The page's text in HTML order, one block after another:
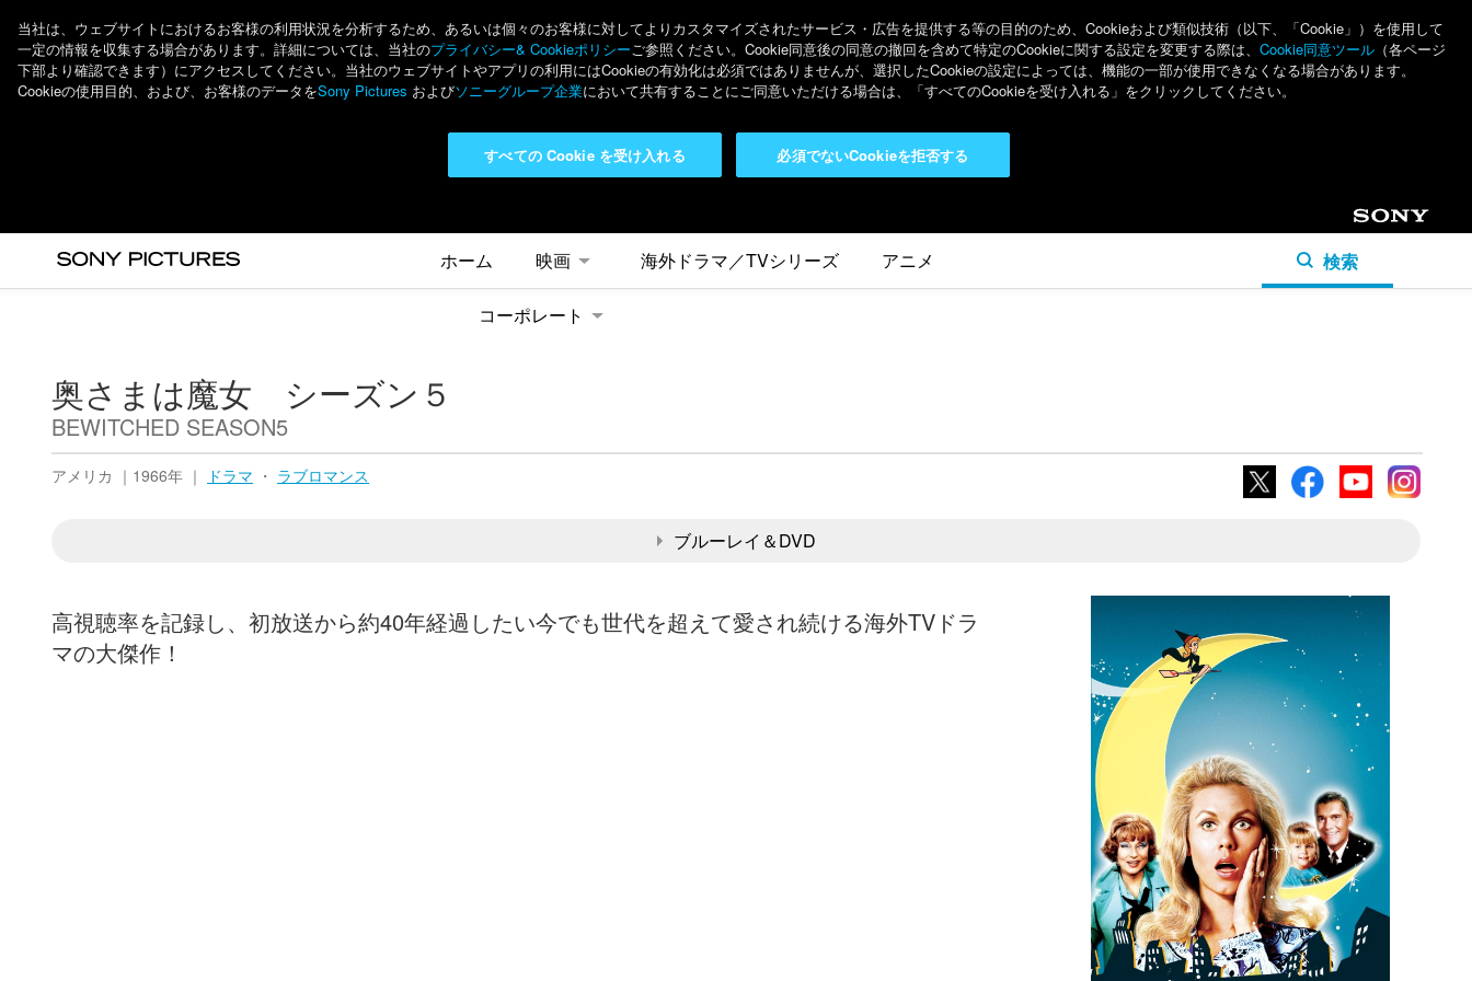
当社は、ウェブサイトにおけるお客様の利用状況を分析するため、あるいは個々のお客様に対してよりカスタマイズされたサービス・広告を提供する等の目的のため、Cookieおよび類似技術（以下、「Cookie」）を使用して
一定の情報を収集する場合があります。詳細については、当社のプライバシー& Cookieポリシーご参照ください。Cookie同意後の同意の撤回を含めて特定のCookieに関する設定を変更する際は、 Cookie同意ツール （各ページ
下部より確認できます）にアクセスしてください。当社のウェブサイトやアプリの利用にはCookieの有効化は必須ではありませんが、選択したCookieの設定によっては、機能の一部が使用できなくなる場合があります。
Cookieの使用目的、および、お客様のデータをSony Pictures およびソニーグループ企業において共有することにご同意いただける場合は、「すべてのCookieを受け入れる」をクリックしてください。
必須でないCookieを拒否する
すべての Cookie を受け入れる
Sony
ホーム
映画 海外ドラマ／TVシリーズ アニメ
コーポレート
検索
奥さまは魔女 シーズン５
BEWITCHED SEASON5
アメリカ ｜1966年 ｜ ドラマ ・ ラブロマンス
X FacebookYouTubeInstagram
ブルーレイ＆DVD
高視聴率を記録し、初放送から約40年経過したい今でも世代を超えて愛され続ける海外TVドラ
マの大傑作！